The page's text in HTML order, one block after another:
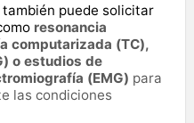
también puede solicitar
resonancia
computarizada (TC),
o estudios de
(EMG) para
las condiciones